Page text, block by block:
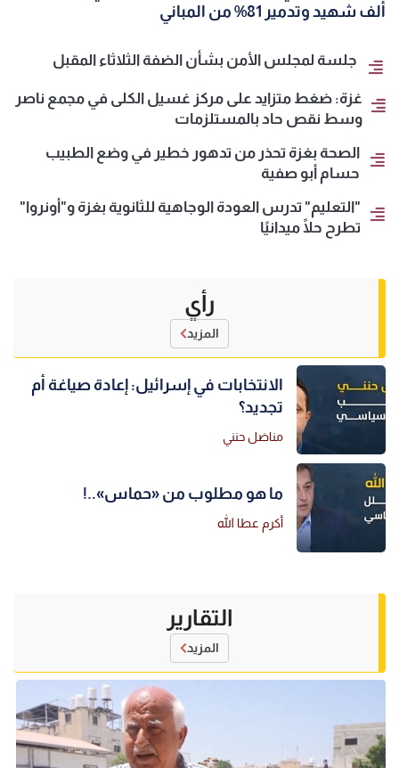
ألف شهيد وتدمير 81% من المباني
جلسة لمجلس الأمن بشأن الضفة الثلاثاء المقبل
غزة: ضغط متزايد على مركز غسيل الكلى في مجمع ناصر
وسط نقص حاد بالمستلزمات
الصحة بغزة تحذر من تدهور خطير في وضع الطبيب
حسام أبو صفية
"التعليم" تدرس العودة الوجاهية للثانوية بغزة و"أونروا"
تطرح حلًا ميدانيًا
رأي
المزيد
الانتخابات في إسرائيل: إعادة صياغة أم
تجديد؟
مناضل حنني
ما هو مطلوب من «حماس»..!
أكرم عطا الله
التقارير
المزيد